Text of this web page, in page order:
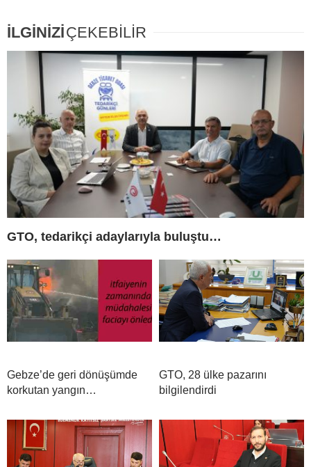
İLGİNİZİÇEKEBİLİR
GTO, tedarikçi adaylarıyla buluştu…
Gebze’de geri dönüşümde
korkutan yangın…
GTO, 28 ülke pazarını
bilgilendirdi